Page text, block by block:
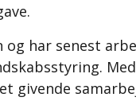
har senest
givende